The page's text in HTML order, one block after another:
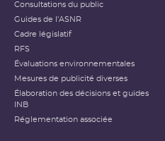
Consultations du public
Guides de l'ASNR
Cadre législatif
RFS
Évaluations environnementales
Mesures de publicité diverses
Élaboration des décisions et guides
INB
Réglementation associée